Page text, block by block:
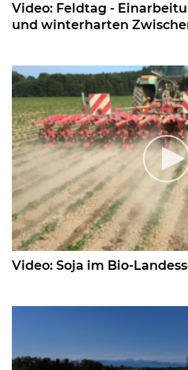
Video: Feldtag -
und winterharten
Video: Soja im Bio-